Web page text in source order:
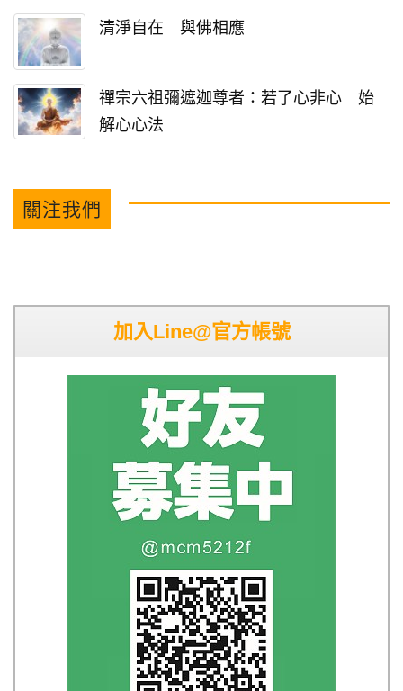
清淨自在 與佛相應
禪宗六祖彌遮迦尊者：若了心非心 始
解心心法
關注我們
加入Line@官方帳號